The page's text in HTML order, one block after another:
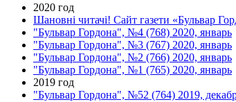
2020 год
Шановні читачі! Сайт газети «Бульвар
"Бульвар Гордона", №4 (768) 2020, январь
"Бульвар Гордона", №3 (767) 2020, январь
"Бульвар Гордона", №2 (766) 2020, январь
"Бульвар Гордона", №1 (765) 2020, январь
2019 год
"Бульвар Гордона", №52 (764) 2019,